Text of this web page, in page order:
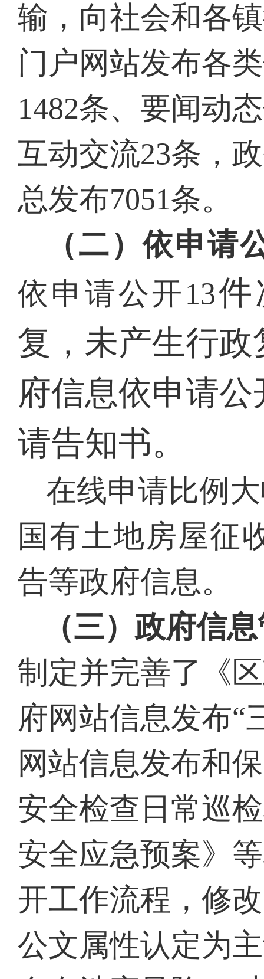
输，向社会和各
门户网站发布各
1482条、要闻动
互动交流23条，
总发布7051条。
（二）依申请
依申请公开13件
复，未产生行
府信息依申请
请告知书。
在线申请比例
国有土地房屋征
告等政府信息。
（三）政府信
制定并完善了《
府网站信息发布“
网站信息发布和
安全检查日常巡
安全应急预案》
开工作流程，修
公文属性认定为